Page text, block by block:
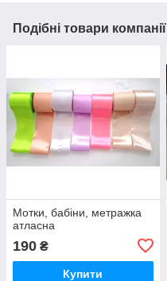
Подібні товари компанії
Мотки, бабіни, метражка
атласна
190 ₴
Купити